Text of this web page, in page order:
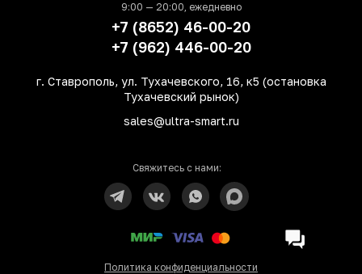
9:00 — 20:00, ежедневно
+7 (8652) 46-00-20
+7 (962) 446-00-20
г. Ставрополь, ул. Тухачевского, 16, к5 (остановка
Тухачевский рынок)
sales@ultra-smart.ru
Свяжитесь с нами:
Политика конфиденциальности